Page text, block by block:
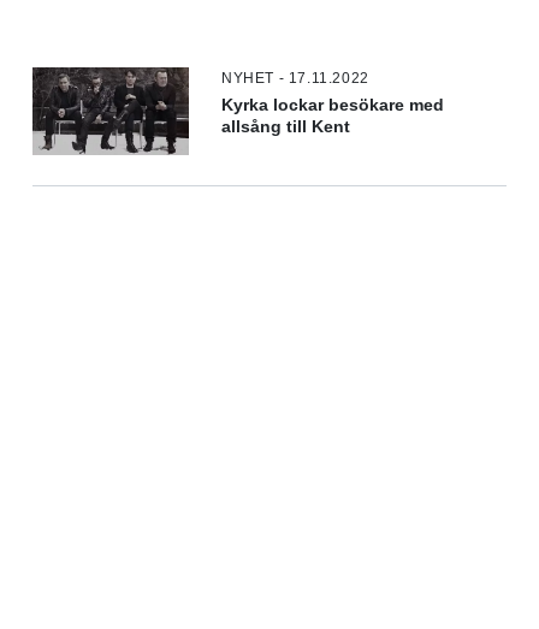
NYHET - 17.11.2022
Kyrka lockar besökare med
allsång till Kent